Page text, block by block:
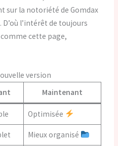
sur la notoriété de Gomdax
l’intérêt de toujours
cette page,
version
Maintenant
Optimisée
Mieux organisé